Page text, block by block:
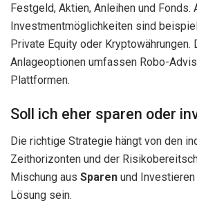
Festgeld, Aktien, Anleihen und Fonds.
Investmentmöglichkeiten sind
Private Equity oder Kryptowährungen.
Anlageoptionen umfassen Robo-
Plattformen.
Soll ich eher sparen oder
Die richtige Strategie hängt von den
Zeithorizonten und der
Mischung aus Sparen und
Lösung sein.